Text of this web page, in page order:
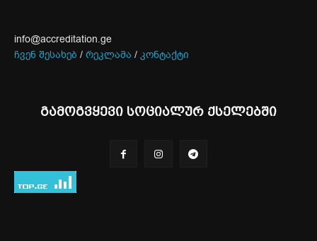
info@accreditation.ge
ჩვენ შესახებ / რეკლამა / კონტაქტი
გამოგვყევი სოციალურ ქსელებში